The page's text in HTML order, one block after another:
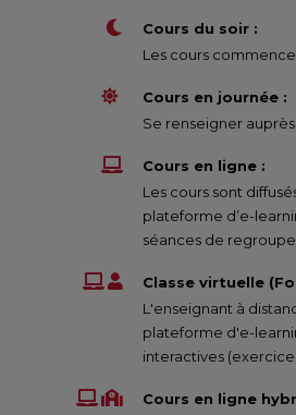
Cours du soir :
Les cours
Cours en journée :
Se renseigner
Cours en ligne :
Les cours sont
plateforme d’e-
séances de
Classe virtuelle
L'enseignant à
plateforme d'e-
interactives
Cours en ligne